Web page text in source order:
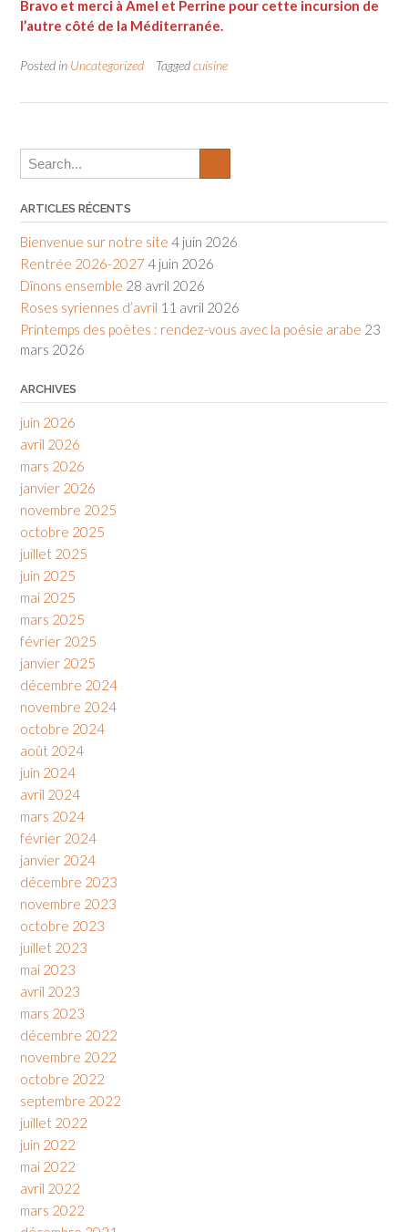
Bravo et merci à Amel et Perrine pour cette incursion de
l’autre côté de la Méditerranée.
Posted in Uncategorized Taggedcuisine
ARTICLES RÉCENTS
Bienvenue sur notre site 4 juin 2026
Rentrée 2026-2027 4 juin 2026
Dînons ensemble 28 avril 2026
Roses syriennes d’avril 11 avril 2026
Printemps des poètes : rendez-vous avec la poésie arabe 23
mars 2026
ARCHIVES
juin 2026
avril 2026
mars 2026
janvier 2026
novembre 2025
octobre 2025
juillet 2025
juin 2025
mai 2025
mars 2025
février 2025
janvier 2025
décembre 2024
novembre 2024
octobre 2024
août 2024
juin 2024
avril 2024
mars 2024
février 2024
janvier 2024
décembre 2023
novembre 2023
octobre 2023
juillet 2023
mai 2023
avril 2023
mars 2023
décembre 2022
novembre 2022
octobre 2022
septembre 2022
juillet 2022
juin 2022
mai 2022
avril 2022
mars 2022